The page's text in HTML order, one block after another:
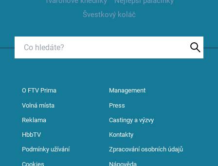
Švestkový koláč
O FTV Prima Management
Volná místa Press
Reklama Castingy a výzvy
HbbTV Kontakty
Podmínky užívání Zpracování osobních údajů
Cookies Nápověda